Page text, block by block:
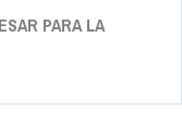
PARA LA